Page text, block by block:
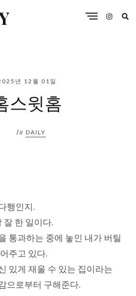
년 12월 01일
스윗홈
In DAILY
행인지.
잘 한 일이다.
통과하는 중에 놓인 내가 버틸
주고 있다.
있게 재울 수 있는 집이라는
으로부터 구해준다.